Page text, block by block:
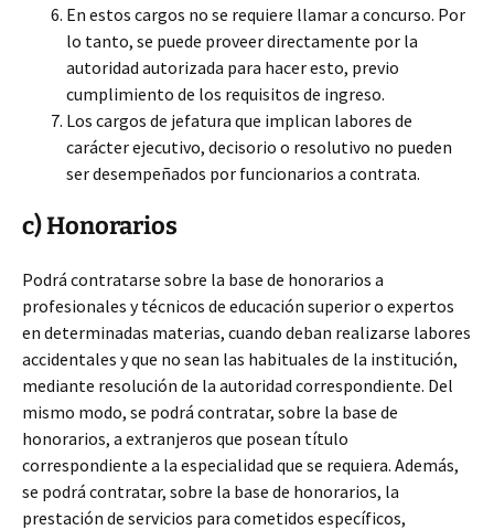
En estos cargos no se requiere llamar a concurso. Por
lo tanto, se puede proveer directamente por la
autoridad autorizada para hacer esto, previo
cumplimiento de los requisitos de ingreso.
Los cargos de jefatura que implican labores de
carácter ejecutivo, decisorio o resolutivo no pueden
ser desempeñados por funcionarios a contrata.
c) Honorarios
Podrá contratarse sobre la base de honorarios a
profesionales y técnicos de educación superior o expertos
en determinadas materias, cuando deban realizarse labores
accidentales y que no sean las habituales de la institución,
mediante resolución de la autoridad correspondiente. Del
mismo modo, se podrá contratar, sobre la base de
honorarios, a extranjeros que posean título
correspondiente a la especialidad que se requiera. Además,
se podrá contratar, sobre la base de honorarios, la
prestación de servicios para cometidos específicos,